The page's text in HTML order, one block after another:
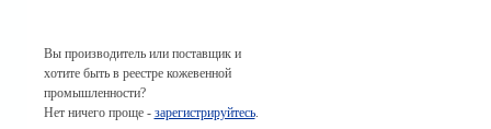
Вы производитель или поставщик и
хотите быть в реестре кожевенной
промышленности?
Нет ничего проще - зарегистрируйтесь.